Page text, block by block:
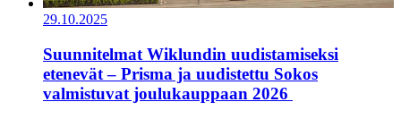
29.10.2025
Suunnitelmat Wiklundin uudistamiseksi
etenevät – Prisma ja uudistettu Sokos
valmistuvat joulukauppaan 2026